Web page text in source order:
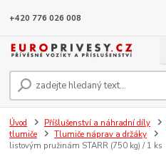
+420 776 026 008
Úvod Příšlušenství a náhradní díly
tlumiče
Tlumiče náprav a držáky
listovým pružinám STARR (750 kg) / 1 ks